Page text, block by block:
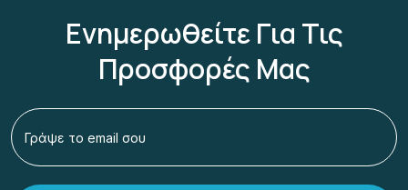
Ενημερωθείτε Για Τις
Προσφορές Μας